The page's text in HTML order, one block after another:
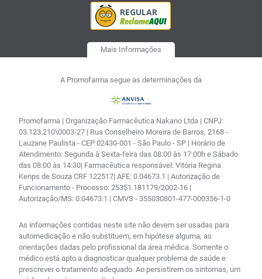
Mais Informações
A Promofarma segue as determinações da
Promofarma | Organização Farmacêutica Nakano Ltda | CNPJ:
03.123.210\0003-27 | Rua Conselheiro Moreira de Barros, 2168 -
Lauzane Paulista - CEP 02430-001 - São Paulo - SP | Horário de
Atendimento: Segunda à Sexta-feira das 08:00 às 17:00h e Sábado
das 08:00 às 14:30| Farmacêutica responsável: Vitória Regina
Kenps de Souza CRF 122517| AFE: 0.04673.1 | Autorização de
Funcionamento - Processo: 25351.181179/2002-16 |
Autorização/MS: 0.04673.1 | CMVS - 355030801-477-000356-1-0
As informações contidas neste site não devem ser usadas para
automedicação e não substituem, em hipótese alguma, as
orientações dadas pelo profissional da área médica. Somente o
médico está apto a diagnosticar qualquer problema de saúde e
prescrever o tratamento adequado. Ao persistirem os sintomas, um